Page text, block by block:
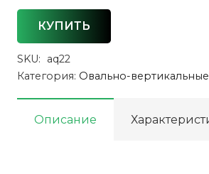
КУПИТЬ
SKU:
aq22
Категория: Овально-
Описание